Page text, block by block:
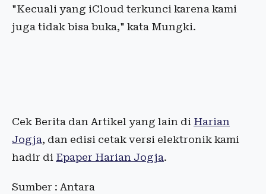
"Kecuali yang iCloud terkunci karena kami
juga tidak bisa buka," kata Mungki.
Cek Berita dan Artikel yang lain di Harian
Jogja, dan edisi cetak versi elektronik kami
hadir di Epaper Harian Jogja.
Sumber : Antara